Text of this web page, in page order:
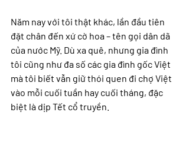
Năm nay với tôi thật khác, lần đầu tiên
đặt chân đến xứ cờ hoa – tên gọi dân dã
của nước Mỹ. Dù xa quê, nhưng gia đình
tôi cũng như đa số các gia đình gốc Việt
mà tôi biết vẫn giữ thói quen đi chợ Việt
vào mỗi cuối tuần hay cuối tháng, đặc
biệt là dịp Tết cổ truyền.